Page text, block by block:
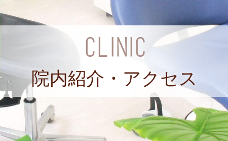
CLINIC
院内紹介・アクセス